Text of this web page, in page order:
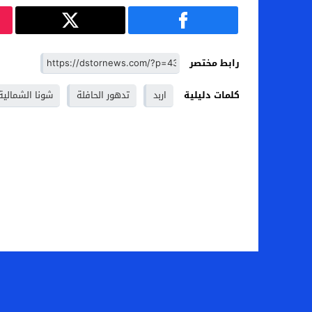
رابط مختصر
كلمات دليلية
اربد تدهور الحافلة شونا